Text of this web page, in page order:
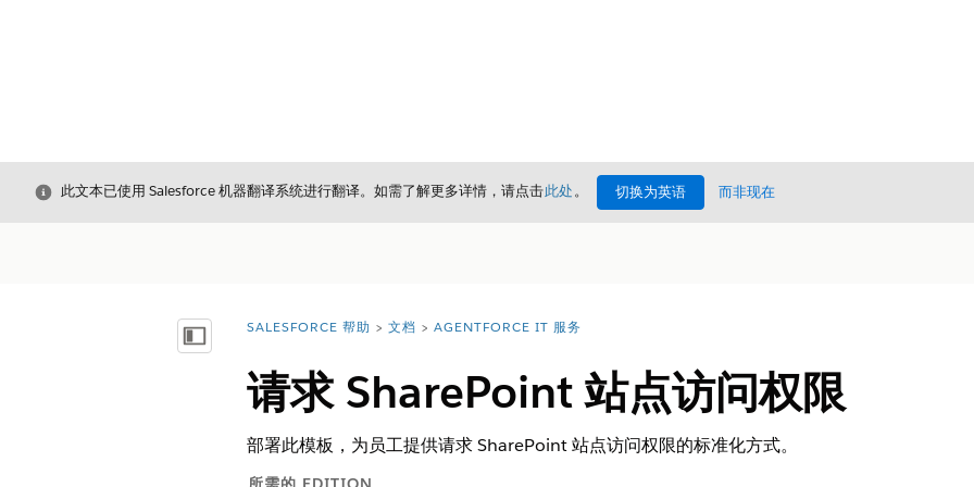
关闭
此文本已使用 Salesforce 机器翻译系统进行翻译。如需了解更多详情，请点击此处。 切换为英语 而非现在
显示目录 您在此处：
SALESFORCE 帮助 文档 AGENTFORCE IT 服务
请求 SharePoint 站点访问权限
部署此模板，为员工提供请求 SharePoint 站点访问权限的标准化方式。